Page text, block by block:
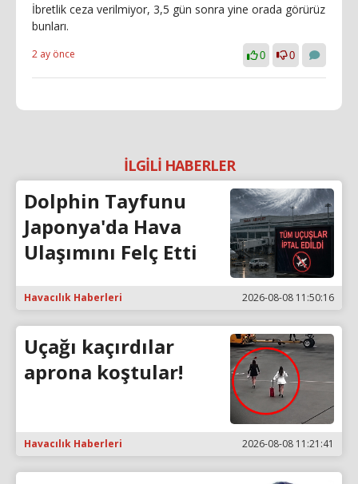
İbretlik ceza verilmiyor, 3,5 gün sonra yine orada görürüz
bunları.
2 ay önce 0 0
İLGİLİ HABERLER
Dolphin Tayfunu
Japonya'da Hava
Ulaşımını Felç Etti
Havacılık Haberleri 2026-08-08 11:50:16
Uçağı kaçırdılar
aprona koştular!
Havacılık Haberleri 2026-08-08 11:21:41